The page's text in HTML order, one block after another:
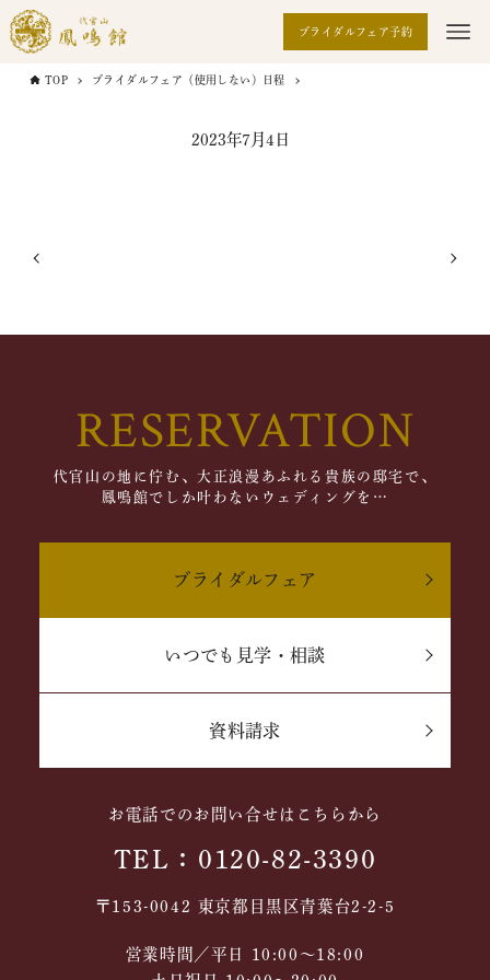
ブライダルフェア予約
TOP ブライダルフェア（使用しない）日程
2023年7月4日
RESERVATION
代官山の地に佇む、大正浪漫あふれる貴族の邸宅で、
鳳鳴館でしか叶わないウェディングを…
ブライダルフェア
いつでも見学・相談
資料請求
お電話でのお問い合せはこちらから
TEL：0120-82-3390
〒153-0042 東京都目黒区青葉台2-2-5
営業時間／平日 10:00～18:00